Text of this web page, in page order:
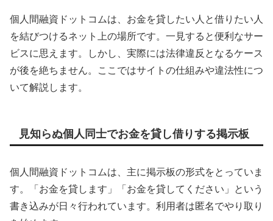
個人間融資ドットコムは、お金を貸したい人と借りたい人
を結びつけるネット上の場所です。一見すると便利なサー
ビスに思えます。しかし、実際には法律違反となるケース
が後を絶ちません。ここではサイトの仕組みや違法性につ
いて解説します。
見知らぬ個人同士でお金を貸し借りする掲示板
個人間融資ドットコムは、主に掲示板の形式をとっていま
す。「お金を貸します」「お金を貸してください」という
書き込みが日々行われています。利用者は匿名でやり取り